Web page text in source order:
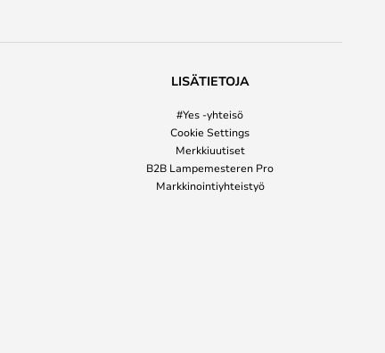
LISÄTIETOJA
#Yes -yhteisö
Cookie Settings
Merkkiuutiset
B2B Lampemesteren Pro
Markkinointiyhteistyö